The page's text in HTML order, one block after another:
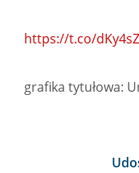
https://t.co/
grafika tytułowa: